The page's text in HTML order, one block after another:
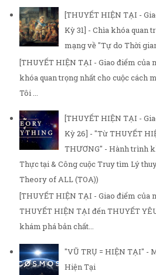
[THUYẾT HIỆN TẠI -
Kỳ 31] - Chìa khóa quan
mạng về "Tự do Thời
[THUYẾT HIỆN TẠI - Giao điểm của
khóa quan trọng nhất cho cuộc cách
Tôi ...
[THUYẾT HIỆN TẠI -
Kỳ 26] - "Từ THUYẾT
THƯƠNG" - Hành trình
Thực tại & Công cuộc Truy tìm Lý
Theory of ALL (TOA))
[THUYẾT HIỆN TẠI - Giao điểm của
THUYẾT HIỆN TẠI đến THUYẾT
khám phá bản chất...
"VŨ TRỤ = HIỆN TẠI" -
Hiện Tại